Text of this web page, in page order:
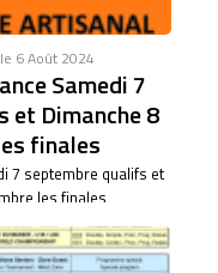
6 Août 2024
Samedi 7
et Dimanche 8
finales
7 septembre qualifs et
les finales